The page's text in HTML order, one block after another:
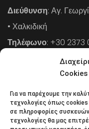
Cookies
Για να παρέχουμε την
τεχνολογίες όπως
σε πληροφορίες
τεχνολογίες θα μας
Διεύθυνση: Αγ.
• Χαλκιδική
Τηλέφωνο: +30 2373
: +30 2373 026
: info@cpaa.gr
NEWSLETTER